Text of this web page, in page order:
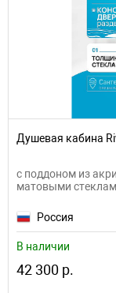
Душевая кабина
с поддоном из
матовыми
Россия
В наличии
42 300 р.